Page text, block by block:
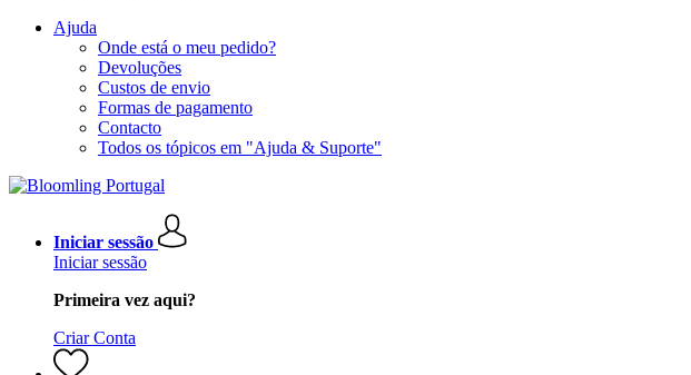
Ajuda
Onde está o meu pedido?
Devoluções
Custos de envio
Formas de pagamento
Contacto
Todos os tópicos em "Ajuda & Suporte"
Iniciar sessão
Iniciar sessão
Primeira vez aqui?
Criar Conta